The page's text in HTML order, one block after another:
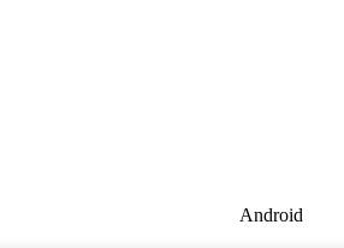
Android